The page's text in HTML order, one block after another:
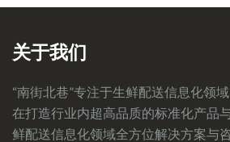
关于我们
“南街北巷”专注于生鲜配送信息化领
在打造行业内超高品质的标准化产品
鲜配送信息化领域全方位解决方案与咨